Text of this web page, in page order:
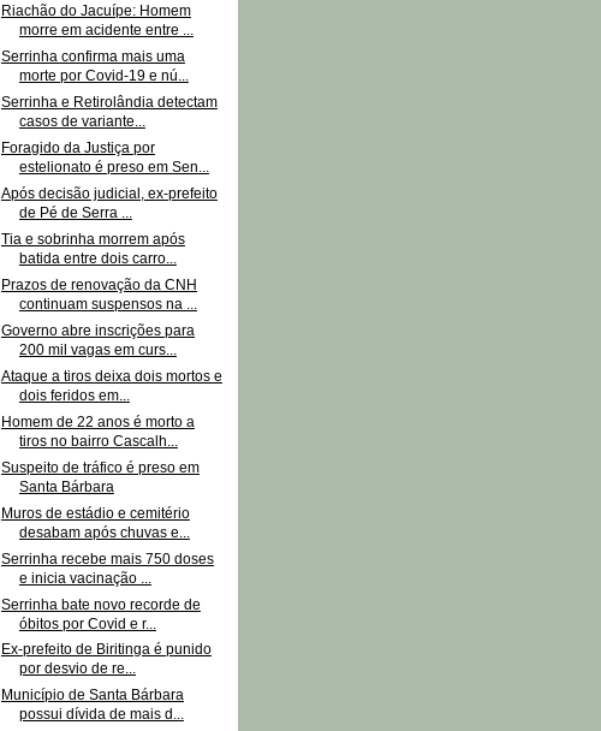
Riachão do Jacuípe: Homem
morre em acidente entre ...
Serrinha confirma mais uma
morte por Covid-19 e nú...
Serrinha e Retirolândia detectam
casos de variante...
Foragido da Justiça por
estelionato é preso em Sen...
Após decisão judicial, ex-prefeito
de Pé de Serra ...
Tia e sobrinha morrem após
batida entre dois carro...
Prazos de renovação da CNH
continuam suspensos na ...
Governo abre inscrições para
200 mil vagas em curs...
Ataque a tiros deixa dois mortos e
dois feridos em...
Homem de 22 anos é morto a
tiros no bairro Cascalh...
Suspeito de tráfico é preso em
Santa Bárbara
Muros de estádio e cemitério
desabam após chuvas e...
Serrinha recebe mais 750 doses
e inicia vacinação ...
Serrinha bate novo recorde de
óbitos por Covid e r...
Ex-prefeito de Biritinga é punido
por desvio de re...
Município de Santa Bárbara
possui dívida de mais d...